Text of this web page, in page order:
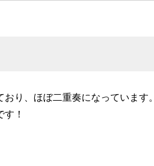
り、ほぼ二重奏になっています
！